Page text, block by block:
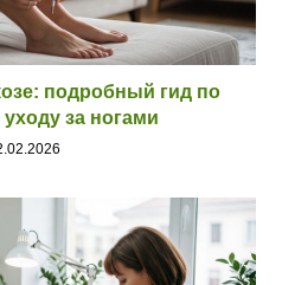
подробный гид по
за ногами